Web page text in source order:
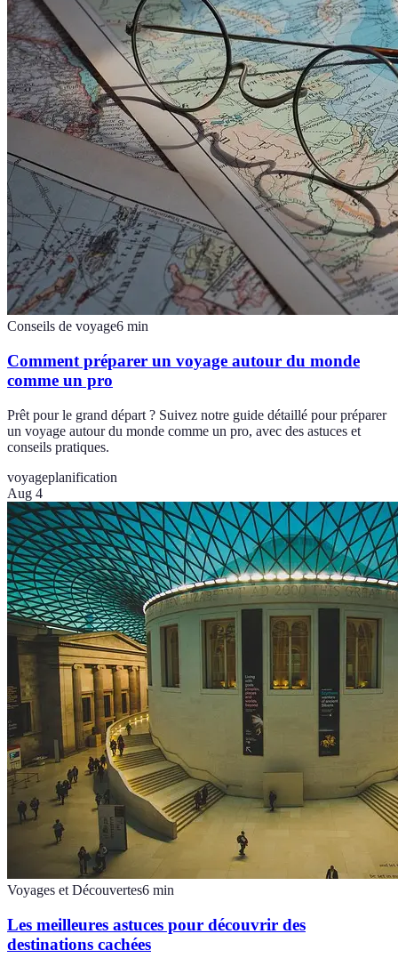
Conseils de voyage6 min
Comment préparer un voyage autour du monde
comme un pro
Prêt pour le grand départ ? Suivez notre guide détaillé pour préparer
un voyage autour du monde comme un pro, avec des astuces et
conseils pratiques.
voyageplanification
Aug 4
Voyages et Découvertes6 min
Les meilleures astuces pour découvrir des
destinations cachées